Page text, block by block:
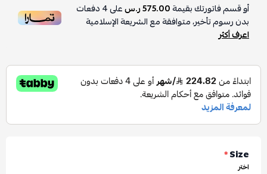
أو قسم فاتورتك بقيمة575.00 ر.س على4دفعات
بدون رسوم تأخير، متوافقة مع الشريعة الإسلامية
اعرف أكثر
Size
*
اختر